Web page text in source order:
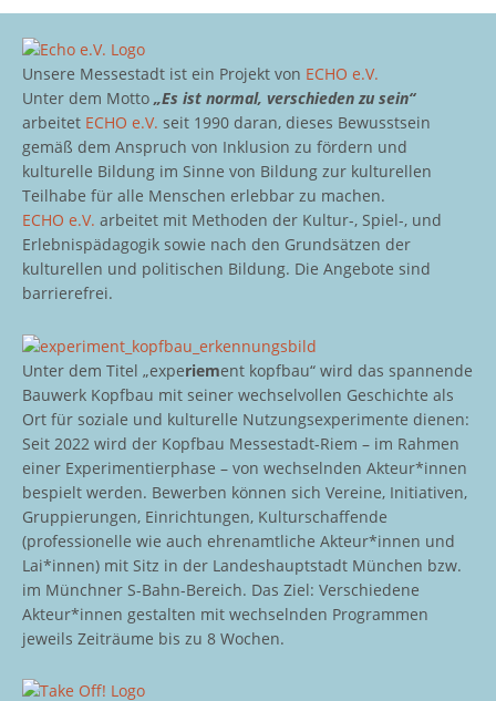
Unsere Messestadt ist ein Projekt von ECHO e.V.
Unter dem Motto „Es ist normal, verschieden zu sein“
arbeitet ECHO e.V. seit 1990 daran, dieses Bewusstsein
gemäß dem Anspruch von Inklusion zu fördern und
kulturelle Bildung im Sinne von Bildung zur kulturellen
Teilhabe für alle Menschen erlebbar zu machen.
ECHO e.V. arbeitet mit Methoden der Kultur-, Spiel-, und
Erlebnispädagogik sowie nach den Grundsätzen der
kulturellen und politischen Bildung. Die Angebote sind
barrierefrei.
Unter dem Titel „experiement kopfbau“ wird das spannende
Bauwerk Kopfbau mit seiner wechselvollen Geschichte als
Ort für soziale und kulturelle Nutzungsexperimente dienen:
Seit 2022 wird der Kopfbau Messestadt-Riem – im Rahmen
einer Experimentierphase – von wechselnden Akteur*innen
bespielt werden. Bewerben können sich Vereine, Initiativen,
Gruppierungen, Einrichtungen, Kulturschaffende
(professionelle wie auch ehrenamtliche Akteur*innen und
Lai*innen) mit Sitz in der Landeshauptstadt München bzw.
im Münchner S-Bahn-Bereich. Das Ziel: Verschiedene
Akteur*innen gestalten mit wechselnden Programmen
jeweils Zeiträume bis zu 8 Wochen.